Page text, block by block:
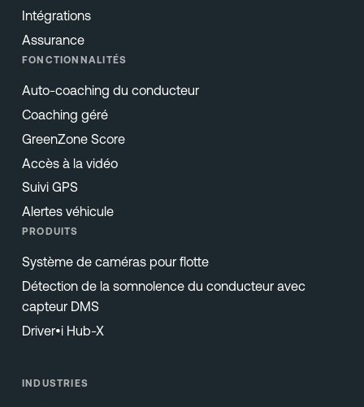
Intégrations
Assurance
FONCTIONNALITÉS
Auto-coaching du conducteur
Coaching géré
GreenZone Score
Accès à la vidéo
Suivi GPS
Alertes véhicule
PRODUITS
Système de caméras pour flotte
Détection de la somnolence du conducteur avec
capteur DMS
Driver•i Hub-X
INDUSTRIES